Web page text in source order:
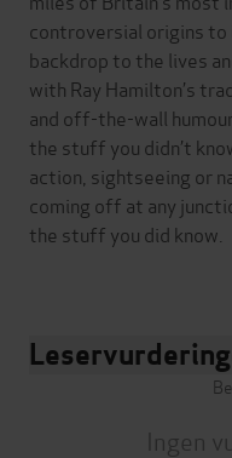
controversial origins
backdrop to the lives
with Ray Hamilton’s
and off-the-wall
the stuff you didn’t
action, sightseeing or
coming off at any
the stuff you did know.
Ingen